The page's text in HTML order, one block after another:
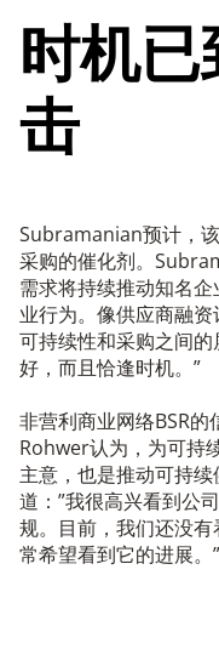
时机已
击
Subramanian预计，
采购的催化剂。
需求将持续推动知名
业行为。像供应商融
可持续性和采购之间
好，而且恰逢时机。”
非营利商业网络BSR
Rohwer认为，为可持
主意，也是推动可持
道：”我很高兴看到公
规。目前，我们还没
常希望看到它的进展。”